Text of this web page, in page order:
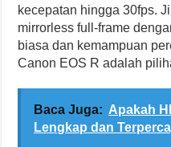
kecepatan hingga 30fps.
mirrorless full-frame
biasa dan kemampuan
Canon EOS R adalah
Baca Juga: Apakah
Lengkap dan